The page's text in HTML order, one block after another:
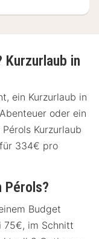
in
ein Kurzurlaub in
oder ein
Kurzurlaub
334€ pro
Pérols?
Budget
75€, im Schnitt